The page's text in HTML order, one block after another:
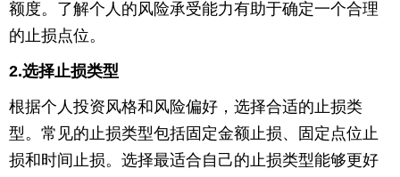
尚
体
育
育
儿
旅
游
游
额度。了解个人的风险承受能力有助于确定一个合理
的止损点位。
2.选择止损类型
根据个人投资风格和风险偏好，选择合适的止损类
型。常见的止损类型包括固定金额止损、固定点位止
损和时间止损。选择最适合自己的止损类型能够更好